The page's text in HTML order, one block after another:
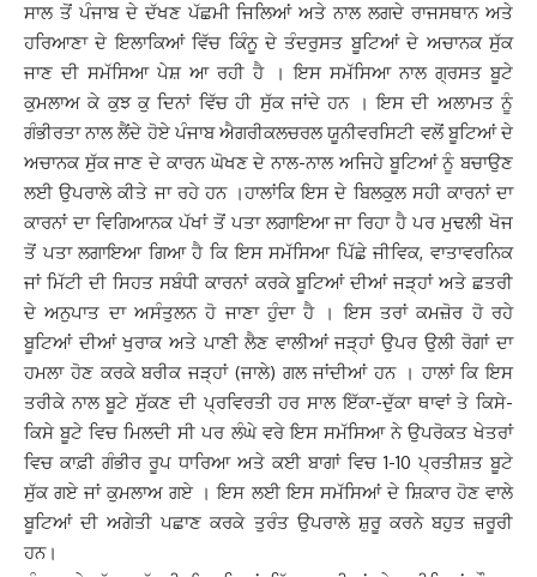
ਸਾਲ ਤੋਂ ਪੰਜਾਬ ਦੇ ਦੱਖਣ ਪੱਛਮੀ ਜਿਲਿਆਂ ਅਤੇ ਨਾਲ ਲਗਦੇ ਰਾਜਸਥਾਨ ਅਤੇ
ਹਰਿਆਣਾ ਦੇ ਇਲਾਕਿਆਂ ਵਿੱਚ ਕਿੰਨੂ ਦੇ ਤੰਦਰੁਸਤ ਬੂਟਿਆਂ ਦੇ ਅਚਾਨਕ ਸੁੱਕ
ਜਾਣ ਦੀ ਸਮੱਸਿਆ ਪੇਸ਼ ਆ ਰਹੀ ਹੈ । ਇਸ ਸਮੱਸਿਆ ਨਾਲ ਗ੍ਰਸਤ ਬੂਟੇ
ਕੁਮਲਾਅ ਕੇ ਕੁਝ ਕੁ ਦਿਨਾਂ ਵਿੱਚ ਹੀ ਸੁੱਕ ਜਾਂਦੇ ਹਨ । ਇਸ ਦੀ ਅਲਾਮਤ ਨੂੰ
ਗੰਭੀਰਤਾ ਨਾਲ ਲੈਂਦੇ ਹੋਏ ਪੰਜਾਬ ਐਗਰੀਕਲਚਰਲ ਯੂਨੀਵਰਸਿਟੀ ਵਲੋਂ ਬੂਟਿਆਂ ਦੇ
ਅਚਾਨਕ ਸੁੱਕ ਜਾਣ ਦੇ ਕਾਰਨ ਘੋਖਣ ਦੇ ਨਾਲ-ਨਾਲ ਅਜਿਹੇ ਬੂਟਿਆਂ ਨੂੰ ਬਚਾਉਣ
ਲਈ ਉਪਰਾਲੇ ਕੀਤੇ ਜਾ ਰਹੇ ਹਨ ।ਹਾਲਾਂਕਿ ਇਸ ਦੇ ਬਿਲਕੁਲ ਸਹੀ ਕਾਰਨਾਂ ਦਾ
ਕਾਰਨਾਂ ਦਾ ਵਿਗਿਆਨਕ ਪੱਖਾਂ ਤੋਂ ਪਤਾ ਲਗਾਇਆ ਜਾ ਰਿਹਾ ਹੈ ਪਰ ਮੁਢਲੀ ਖੋਜ
ਤੋਂ ਪਤਾ ਲਗਾਇਆ ਗਿਆ ਹੈ ਕਿ ਇਸ ਸਮੱਸਿਆ ਪਿੱਛੇ ਜੀਵਿਕ, ਵਾਤਾਵਰਨਿਕ
ਜਾਂ ਮਿੱਟੀ ਦੀ ਸਿਹਤ ਸਬੰਧੀ ਕਾਰਨਾਂ ਕਰਕੇ ਬੂਟਿਆਂ ਦੀਆਂ ਜੜ੍ਹਾਂ ਅਤੇ ਛਤਰੀ
ਦੇ ਅਨੁਪਾਤ ਦਾ ਅਸੰਤੁਲਨ ਹੋ ਜਾਣਾ ਹੁੰਦਾ ਹੈ । ਇਸ ਤਰਾਂ ਕਮਜ਼ੋਰ ਹੋ ਰਹੇ
ਬੂਟਿਆਂ ਦੀਆਂ ਖੁਰਾਕ ਅਤੇ ਪਾਣੀ ਲੈਣ ਵਾਲੀਆਂ ਜੜ੍ਹਾਂ ਉਪਰ ਉਲੀ ਰੋਗਾਂ ਦਾ
ਹਮਲਾ ਹੋਣ ਕਰਕੇ ਬਰੀਕ ਜੜ੍ਹਾਂ (ਜਾਲੇ) ਗਲ ਜਾਂਦੀਆਂ ਹਨ । ਹਾਲਾਂ ਕਿ ਇਸ
ਤਰੀਕੇ ਨਾਲ ਬੂਟੇ ਸੁੱਕਣ ਦੀ ਪ੍ਰਵਿਰਤੀ ਹਰ ਸਾਲ ਇੱਕਾ-ਦੁੱਕਾ ਥਾਵਾਂ ਤੇ ਕਿਸੇ-
ਕਿਸੇ ਬੂਟੇ ਵਿਚ ਮਿਲਦੀ ਸੀ ਪਰ ਲੰਘੇ ਵਰੇ ਇਸ ਸਮੱਸਿਆ ਨੇ ਉਪਰੋਕਤ ਖੇਤਰਾਂ
ਵਿਚ ਕਾਫ਼ੀ ਗੰਭੀਰ ਰੂਪ ਧਾਰਿਆ ਅਤੇ ਕਈ ਬਾਗਾਂ ਵਿਚ 1-10 ਪ੍ਰਤੀਸ਼ਤ ਬੂਟੇ
ਸੁੱਕ ਗਏ ਜਾਂ ਕੁਮਲਾਅ ਗਏ । ਇਸ ਲਈ ਇਸ ਸਮੱਸਿਆਂ ਦੇ ਸ਼ਿਕਾਰ ਹੋਣ ਵਾਲੇ
ਬੂਟਿਆਂ ਦੀ ਅਗੇਤੀ ਪਛਾਣ ਕਰਕੇ ਤੁਰੰਤ ਉਪਰਾਲੇ ਸ਼ੁਰੂ ਕਰਨੇ ਬਹੁਤ ਜ਼ਰੂਰੀ
ਹਨ।